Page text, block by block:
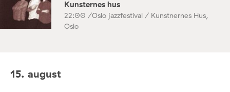
Kunsternes hus
22:00 /Oslo jazzfestival / Kunstnernes Hus,
Oslo
15. august